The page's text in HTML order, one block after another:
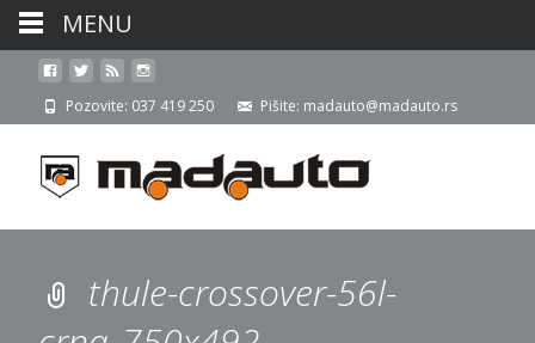
Pozovite: 037 419 250 Pišite: madauto@madauto.rs
thule-crossover-56l-
MENU